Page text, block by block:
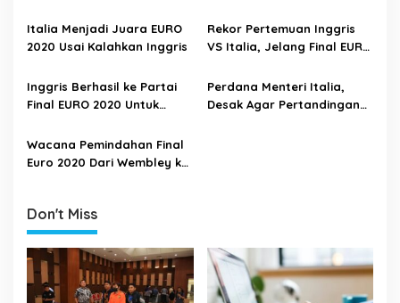
g
a
t
i
o
n
EURO 2020
Final EURO 2020
Italia Menjadi Juara EURO
2020 Usai Kalahkan Inggris
Rekor Pertemuan Inggris
VS Italia, Jelang Final EURO
Inggris Berhasil ke Partai
Final EURO 2020 Untuk
Perdana Menteri Italia,
Desak Agar Pertandingan
Wacana Pemindahan Final
Euro 2020 Dari Wembley ke
Don't Miss